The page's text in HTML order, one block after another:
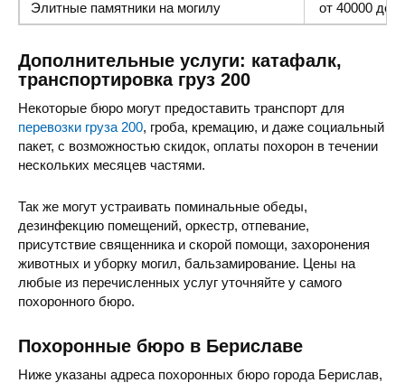
Элитные памятники на могилу от 40000 до
Дополнительные услуги: катафалк,
транспортировка груз 200
Некоторые бюро могут предоставить транспорт для
перевозки груза 200, гроба, кремацию, и даже социальный
пакет, с возможностью скидок, оплаты похорон в течении
нескольких месяцев частями.
Так же могут устраивать поминальные обеды,
дезинфекцию помещений, оркестр, отпевание,
присутствие священника и скорой помощи, захоронения
животных и уборку могил, бальзамирование. Цены на
любые из перечисленных услуг уточняйте у самого
похоронного бюро.
Похоронные бюро в Бериславе
Ниже указаны адреса похоронных бюро города Берислав,